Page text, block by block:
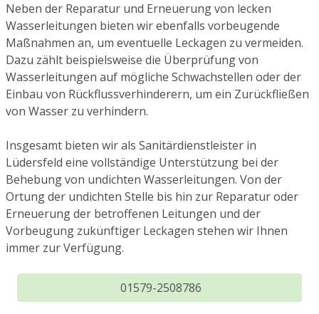
Neben der Reparatur und Erneuerung von lecken
Wasserleitungen bieten wir ebenfalls vorbeugende
Maßnahmen an, um eventuelle Leckagen zu vermeiden.
Dazu zählt beispielsweise die Überprüfung von
Wasserleitungen auf mögliche Schwachstellen oder der
Einbau von Rückflussverhinderern, um ein Zurückfließen
von Wasser zu verhindern.
Insgesamt bieten wir als Sanitärdienstleister in
Lüdersfeld eine vollständige Unterstützung bei der
Behebung von undichten Wasserleitungen. Von der
Ortung der undichten Stelle bis hin zur Reparatur oder
Erneuerung der betroffenen Leitungen und der
Vorbeugung zukünftiger Leckagen stehen wir Ihnen
immer zur Verfügung.
01579-2508786